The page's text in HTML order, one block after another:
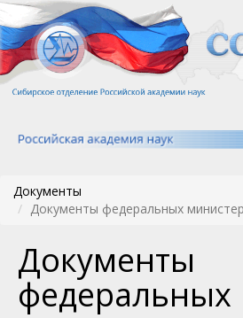
Перейти
к
основному
содержанию
Документы
Документы федеральных
Документы
федеральных